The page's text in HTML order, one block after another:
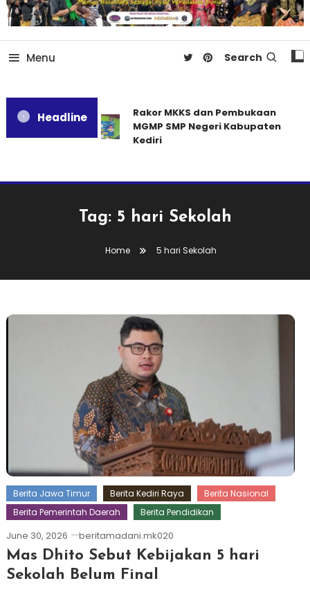
Menu Search
Headline
Rakor MKKS dan Pembukaan
MGMP SMP Negeri Kabupaten
Kediri
Tag: 5 hari Sekolah
Home 5 hari Sekolah
Berita Jawa Timur Berita Kediri Raya
Berita Nasional
Berita Pemerintah Daerah
Berita Pendidikan
June 30, 2026 beritamadani.mk020
Mas Dhito Sebut Kebijakan 5 hari
Sekolah Belum Final